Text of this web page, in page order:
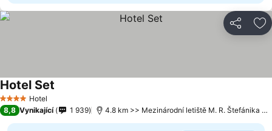
Sdílet
4 Počet hvězdiček
Hotel
Hotel Set
8,8 Vynikající 1 939 4.8 km >> Mezinárodní letiště M. R. Štefánika Bratislava